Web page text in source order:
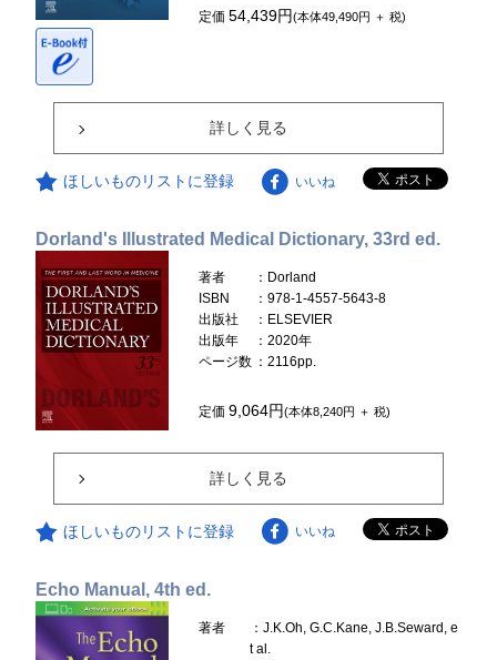
定価54,439円(本体49,490円 ＋ 税)
詳しく見る
ほしいものリストに登録 いいね
Dorland's Illustrated Medical Dictionary, 33rd ed.
著者
：Dorland
ISBN
：978-1-4557-5643-8
出版社
：ELSEVIER
出版年
：2020年
ページ数 ：2116pp.
定価9,064円(本体8,240円 ＋ 税)
詳しく見る
ほしいものリストに登録 いいね
Echo Manual, 4th ed.
著者
：J.K.Oh, G.C.Kane, J.B.Seward, e
t al.